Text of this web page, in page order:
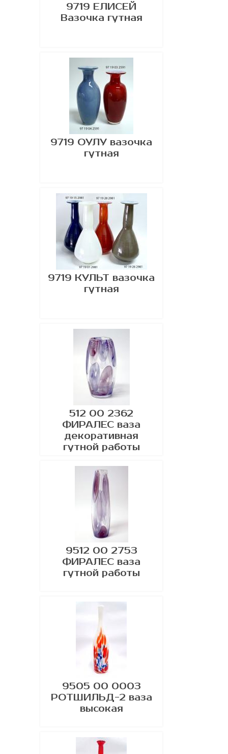
9719 ЕЛИСЕЙ
Вазочка гутная
9719 ОУЛУ вазочка
гутная
9719 КУЛЬТ вазочка
гутная
512 00 2362
ФИРАЛЕС ваза
декоративная
гутной работы
9512 00 2753
ФИРАЛЕС ваза
гутной работы
9505 00 0003
РОТШИЛЬД-2 ваза
высокая